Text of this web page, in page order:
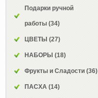
Подарки ручной
работы (34)
ЦВЕТЫ (27)
НАБОРЫ (18)
Фрукты и Сладости (36)
ПАСХА (14)